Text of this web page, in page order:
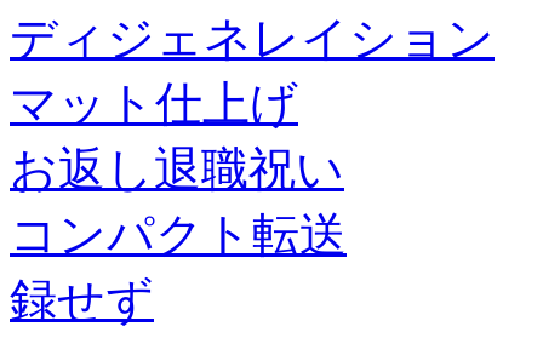
ディジェネレイション
マット仕上げ
お返し退職祝い
コンパクト転送
録せず